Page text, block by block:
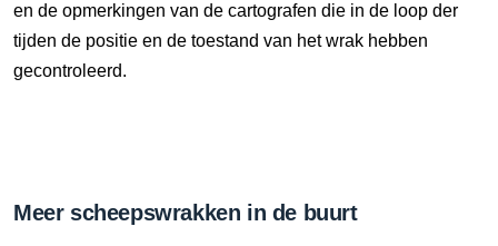
en de opmerkingen van de cartografen die in de loop der
tijden de positie en de toestand van het wrak hebben
gecontroleerd.
Meer scheepswrakken in de buurt